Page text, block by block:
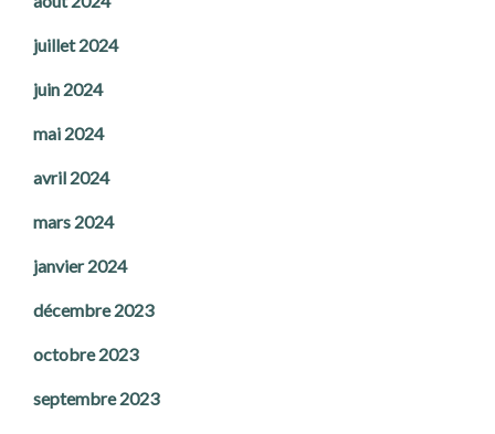
juillet 2024
juin 2024
mai 2024
avril 2024
mars 2024
janvier 2024
décembre 2023
octobre 2023
septembre 2023